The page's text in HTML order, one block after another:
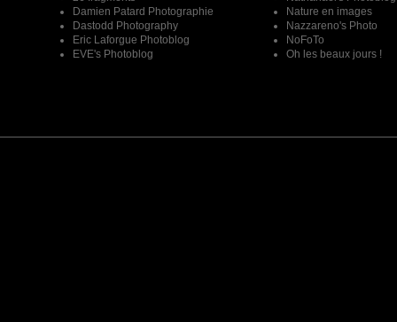
Damien Patard Photographie
Dastodd Photography
Eric Laforgue Photoblog
EVE's Photoblog
Nature en images
Nazzareno's Photo
NoFoTo
Oh les beaux jours !